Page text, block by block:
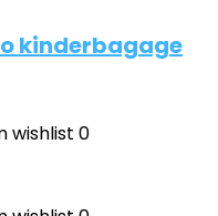
kinderbagage
wishlist 0